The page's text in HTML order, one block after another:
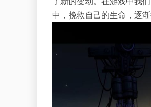
中，挽救自己的生命，逐